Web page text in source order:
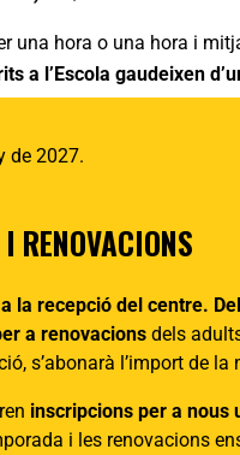
una hora o una hora i
a l’Escola gaudeixen
de 2027.
RENOVACIONS
la recepció del centre.
a renovacions dels
s’abonarà l’import de la
inscripcions per a
i les renovacions